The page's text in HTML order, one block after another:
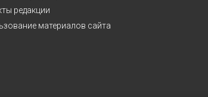
редакции
материалов сайта